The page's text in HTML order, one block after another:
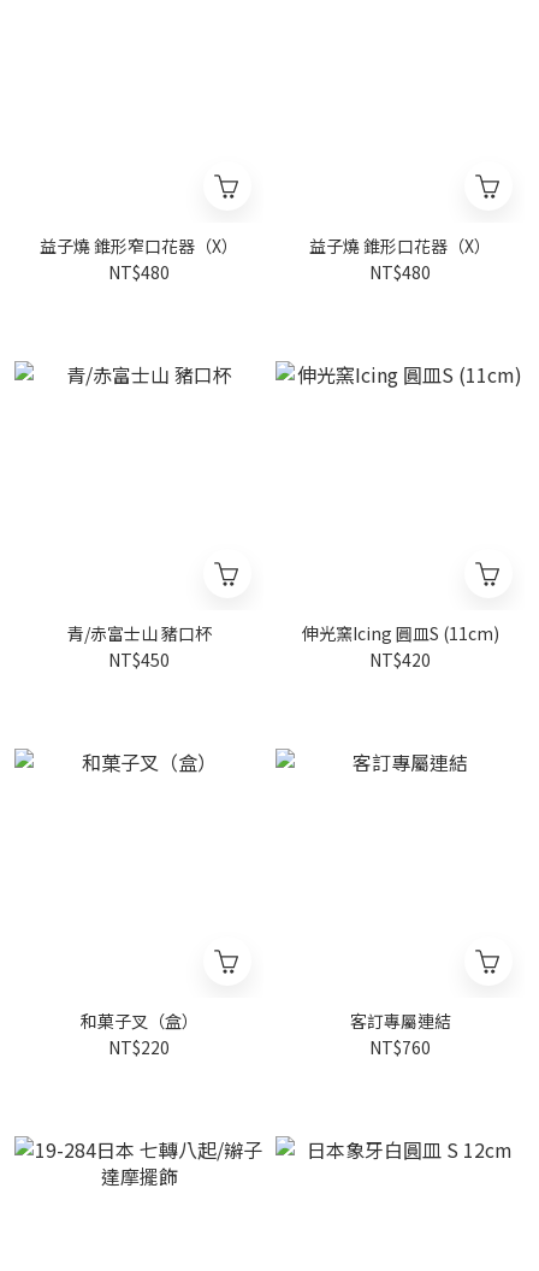
益子燒 錐形窄口花器（X）
NT$480
益子燒 錐形口花器（X）
NT$480
青/赤富士山 豬口杯
NT$450
伸光窯Icing 圓皿S (11cm)
NT$420
和菓子叉（盒）
NT$220
客訂專屬連結
NT$760